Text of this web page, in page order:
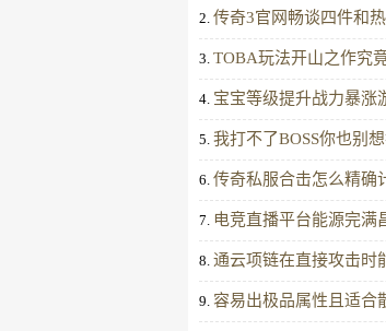
2. 传奇3官网畅谈四件和
3. TOBA玩法开山之作究
4. 宝宝等级提升战力暴涨
5. 我打不了BOSS你也别
6. 传奇私服合击怎么精确
7. 电竞直播平台能源完满
8. 通云项链在直接攻击时
9. 容易出极品属性且适合